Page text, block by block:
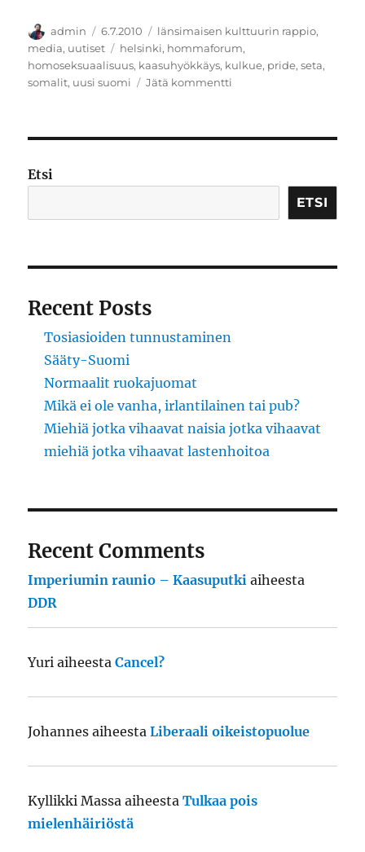
Kirjoittaja
admin Julkaistu
6.7.2010 Kategoriat
länsimaisen kulttuurin rappio,
media, uutiset Avainsanat
helsinki, hommaforum,
homoseksuaalisuus, kaasuhyökkäys, kulkue, pride,seta,
somalit, uusi suomi Jätä kommentti
Etsi
ETSI
Recent Posts
Tosiasioiden tunnustaminen
Sääty-Suomi
Normaalit ruokajuomat
Mikä ei ole vanha, irlantilainen tai pub?
Miehiä jotka vihaavat naisia jotka vihaavat
miehiä jotka vihaavat lastenhoitoa
Recent Comments
Imperiumin raunio – Kaasuputki aiheesta
DDR
Yuri aiheestaCancel?
Johannes aiheestaLiberaali oikeistopuolue
Kyllikki Massa aiheestaTulkaa pois
mielenhäiriöstä